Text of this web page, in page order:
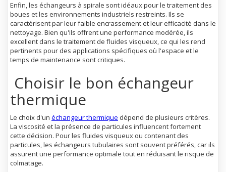
Enfin, les échangeurs à spirale sont idéaux pour le traitement des
boues et les environnements industriels restreints. Ils se
caractérisent par leur faible encrassement et leur efficacité dans le
nettoyage. Bien qu'ils offrent une performance modérée, ils
excellent dans le traitement de fluides visqueux, ce qui les rend
pertinents pour des applications spécifiques où l'espace et le
temps de maintenance sont critiques.
Choisir le bon échangeur
thermique
Le choix d'un échangeur thermique dépend de plusieurs critères.
La viscosité et la présence de particules influencent fortement
cette décision. Pour les fluides visqueux ou contenant des
particules, les échangeurs tubulaires sont souvent préférés, car ils
assurent une performance optimale tout en réduisant le risque de
colmatage.